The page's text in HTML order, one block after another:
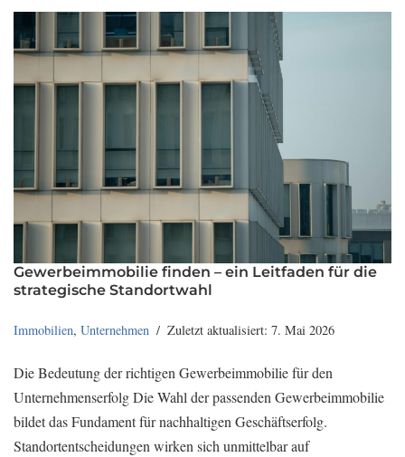
Gewerbeimmobilie finden – ein Leitfaden für die
strategische Standortwahl
Immobilien, Unternehmen Zuletzt aktualisiert: 7. Mai 2026
Die Bedeutung der richtigen Gewerbeimmobilie für den
Unternehmenserfolg Die Wahl der passenden Gewerbeimmobilie
bildet das Fundament für nachhaltigen Geschäftserfolg.
Standortentscheidungen wirken sich unmittelbar auf